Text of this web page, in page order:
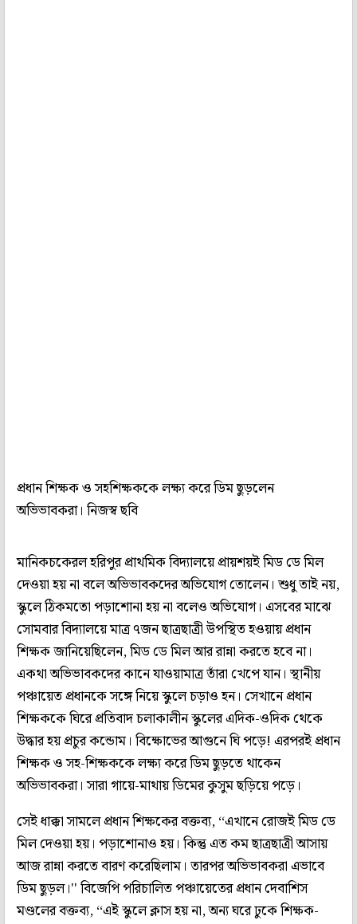
প্রধান শিক্ষক ও সহশিক্ষককে লক্ষ্য করে ডিম ছুড়লেন
অভিভাবকরা। নিজস্ব ছবি
মানিকচকেরল হরিপুর প্রাথমিক বিদ্যালয়ে প্রায়শয়ই মিড ডে মিল
দেওয়া হয় না বলে অভিভাবকদের অভিযোগ তোলেন। শুধু তাই নয়,
স্কুলে ঠিকমতো পড়াশোনা হয় না বলেও অভিযোগ। এসবের মাঝে
সোমবার বিদ্যালয়ে মাত্র ৭জন ছাত্রছাত্রী উপস্থিত হওয়ায় প্রধান
শিক্ষক জানিয়েছিলেন, মিড ডে মিল আর রান্না করতে হবে না।
একথা অভিভাবকদের কানে যাওয়ামাত্র তাঁরা খেপে যান। স্থানীয়
পঞ্চায়েত প্রধানকে সঙ্গে নিয়ে স্কুলে চড়াও হন। সেখানে প্রধান
শিক্ষককে ঘিরে প্রতিবাদ চলাকালীন স্কুলের এদিক-ওদিক থেকে
উদ্ধার হয় প্রচুর কন্ডোম। বিক্ষোভের আগুনে ঘি পড়ে! এরপরই প্রধান
শিক্ষক ও সহ-শিক্ষককে লক্ষ্য করে ডিম ছুড়তে থাকেন
অভিভাবকরা। সারা গায়ে-মাথায় ডিমের কুসুম ছড়িয়ে পড়ে।
সেই ধাক্কা সামলে প্রধান শিক্ষকের বক্তব্য, ‘‘এখানে রোজই মিড ডে
মিল দেওয়া হয়। পড়াশোনাও হয়। কিন্তু এত কম ছাত্রছাত্রী আসায়
আজ রান্না করতে বারণ করেছিলাম। তারপর অভিভাবকরা এভাবে
ডিম ছুড়ল।'' বিজেপি পরিচালিত পঞ্চায়েতের প্রধান দেবাশিস
মণ্ডলের বক্তব্য, ‘‘এই স্কুলে ক্লাস হয় না, অন্য ঘরে ঢুকে শিক্ষক-